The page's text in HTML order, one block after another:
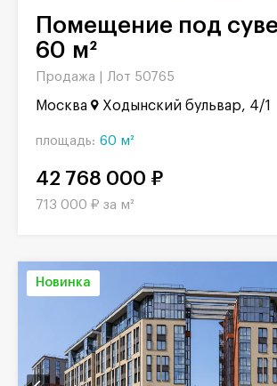
Помещение под сувениры,
60 м²
Продажа | Лот 50765
Москва Ходынский бульвар, 4/1
площадь: 60 м²
42 768 000 ₽
713 000 ₽ за м²
Новинка